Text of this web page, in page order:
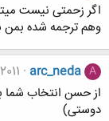
اگر زحمتی نیست
وهم ترجمه شده بمن
A
arc_neda
از حسن انتخاب شما
دوستی)